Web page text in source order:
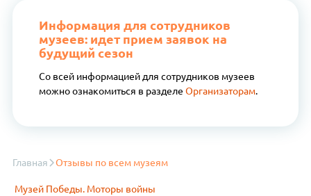
Информация для сотрудников
музеев: идет прием заявок на
будущий сезон
Со всей информацией для сотрудников музеев
можно ознакомиться в разделе Организаторам.
Главная Отзывы по всем музеям
Музей Победы. Моторы войны